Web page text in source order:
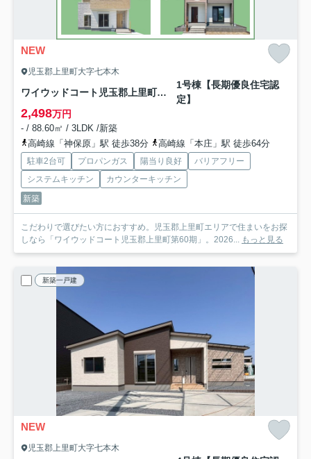
NEW
児玉郡上里町大字七本木
ワイウッドコート児玉郡上里町第60期
1号棟【長期優良住宅認
定】
2,498万円
- / 88.60㎡ / 3LDK /新築
高崎線「神保原」駅 徒歩38分
高崎線「本庄」駅 徒歩64分
駐車2台可 プロパンガス 陽当り良好
バリアフリー
システムキッチン
カウンターキッチン
新築
こだわりで選びたい方におすすめ。児玉郡上里町エリアで住まいをお探
しなら「ワイウッドコート児玉郡上里町第60期」。2026... もっと見る
新築一戸建
NEW
児玉郡上里町大字七本木